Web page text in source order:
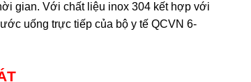
gian. Với chất liệu inox 304 kết hợp với
uống trực tiếp của bộ y tế QCVN 6-